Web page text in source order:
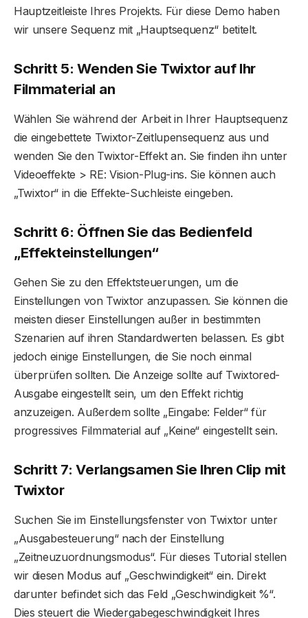
Hauptzeitleiste Ihres Projekts. Für diese Demo haben
wir unsere Sequenz mit „Hauptsequenz“ betitelt.
Schritt 5: Wenden Sie Twixtor auf Ihr
Filmmaterial an
Wählen Sie während der Arbeit in Ihrer Hauptsequenz
die eingebettete Twixtor-Zeitlupensequenz aus und
wenden Sie den Twixtor-Effekt an. Sie finden ihn unter
Videoeffekte > RE: Vision-Plug-ins. Sie können auch
„Twixtor“ in die Effekte-Suchleiste eingeben.
Schritt 6: Öffnen Sie das Bedienfeld
„Effekteinstellungen“
Gehen Sie zu den Effektsteuerungen, um die
Einstellungen von Twixtor anzupassen. Sie können die
meisten dieser Einstellungen außer in bestimmten
Szenarien auf ihren Standardwerten belassen. Es gibt
jedoch einige Einstellungen, die Sie noch einmal
überprüfen sollten. Die Anzeige sollte auf Twixtored-
Ausgabe eingestellt sein, um den Effekt richtig
anzuzeigen. Außerdem sollte „Eingabe: Felder“ für
progressives Filmmaterial auf „Keine“ eingestellt sein.
Schritt 7: Verlangsamen Sie Ihren Clip mit
Twixtor
Suchen Sie im Einstellungsfenster von Twixtor unter
„Ausgabesteuerung“ nach der Einstellung
„Zeitneuzuordnungsmodus“. Für dieses Tutorial stellen
wir diesen Modus auf „Geschwindigkeit“ ein. Direkt
darunter befindet sich das Feld „Geschwindigkeit %“.
Dies steuert die Wiedergabegeschwindigkeit Ihres